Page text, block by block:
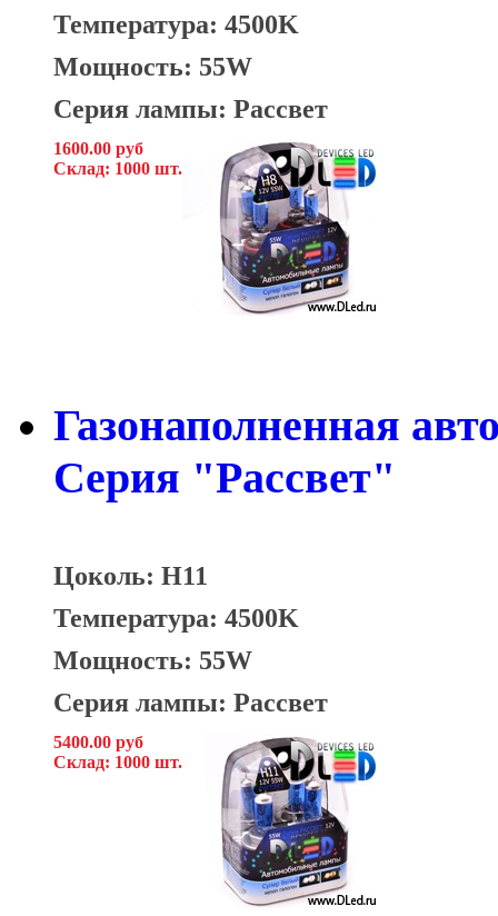
Температура: 4500K
Мощность: 55W
Серия лампы: Рассвет
1600.00 руб
Склад: 1000 шт.
Газонаполненная
Серия "Рассвет"
Цоколь: H11
Температура: 4500K
Мощность: 55W
Серия лампы: Рассвет
5400.00 руб
Склад: 1000 шт.